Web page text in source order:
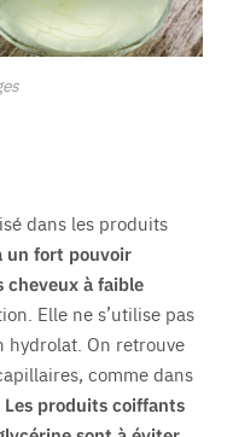
dans les produits
un fort pouvoir
cheveux à faible
Elle ne s’utilise pas
hydrolat. On retrouve
comme dans
Les produits coiffants